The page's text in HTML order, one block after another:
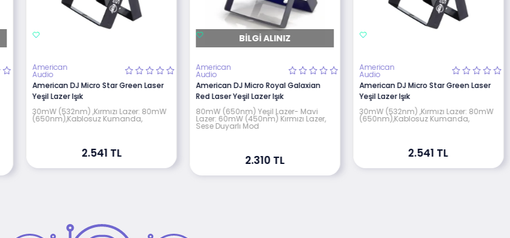
American
Audio
American DJ Micro Star Green Laser
Yeşil Lazer Işık
30mW (532nm) ,Kırmızı Lazer: 80mW
(650nm),Kablosuz Kumanda,
2.541 TL
BILGI ALINIZ
American
Audio
American DJ Micro Royal Galaxian
Red Laser Yeşil Lazer Işık
80mW (650nm) Yeşil Lazer- Mavi
Lazer: 60mW (450nm) Kırmızı Lazer,
Sese Duyarlı Mod
2.310 TL
American
Audio
American DJ Micro Star Green Laser
Yeşil Lazer Işık
30mW (532nm) ,Kırmızı Lazer: 80mW
(650nm),Kablosuz Kumanda,
2.541 TL